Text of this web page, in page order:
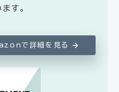
す。
で詳細を見る